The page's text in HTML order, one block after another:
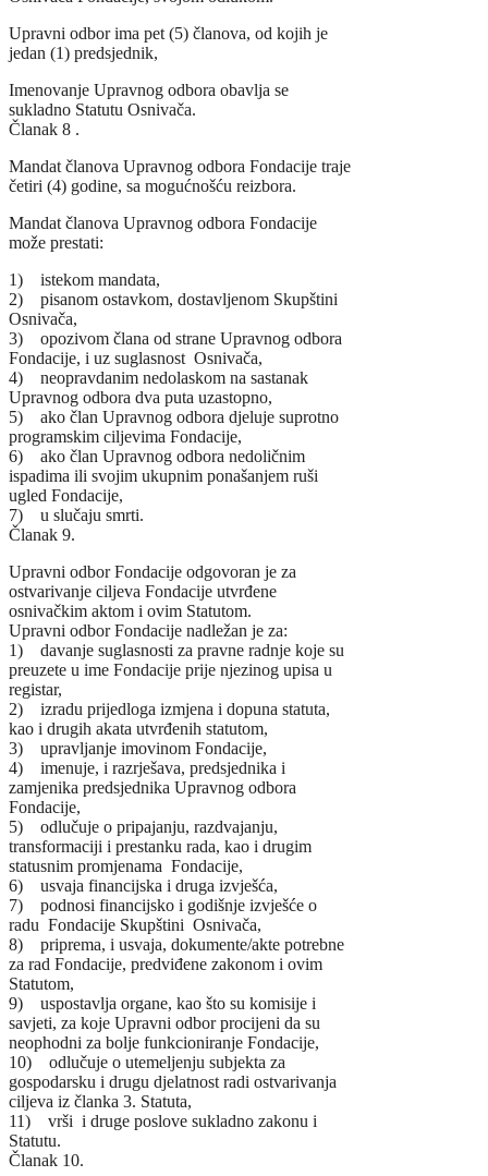
Upravni odbor ima pet (5) članova, od kojih je
jedan (1) predsjednik,
Imenovanje Upravnog odbora obavlja se
sukladno Statutu Osnivača.
Članak 8 .
Mandat članova Upravnog odbora Fondacije traje
četiri (4) godine, sa mogućnošću reizbora.
Mandat članova Upravnog odbora Fondacije
može prestati:
1) istekom mandata,
2) pisanom ostavkom, dostavljenom Skupštini
Osnivača,
3) opozivom člana od strane Upravnog odbora
Fondacije, i uz suglasnost Osnivača,
4) neopravdanim nedolaskom na sastanak
Upravnog odbora dva puta uzastopno,
5) ako član Upravnog odbora djeluje suprotno
programskim ciljevima Fondacije,
6) ako član Upravnog odbora nedoličnim
ispadima ili svojim ukupnim ponašanjem ruši
ugled Fondacije,
7) u slučaju smrti.
Članak 9.
Upravni odbor Fondacije odgovoran je za
ostvarivanje ciljeva Fondacije utvrđene
osnivačkim aktom i ovim Statutom.
Upravni odbor Fondacije nadležan je za:
1) davanje suglasnosti za pravne radnje koje su
preuzete u ime Fondacije prije njezinog upisa u
registar,
2) izradu prijedloga izmjena i dopuna statuta,
kao i drugih akata utvrđenih statutom,
3) upravljanje imovinom Fondacije,
4) imenuje, i razrješava, predsjednika i
zamjenika predsjednika Upravnog odbora
Fondacije,
5) odlučuje o pripajanju, razdvajanju,
transformaciji i prestanku rada, kao i drugim
statusnim promjenama Fondacije,
6) usvaja financijska i druga izvješća,
7) podnosi financijsko i godišnje izvješće o
radu Fondacije Skupštini Osnivača,
8) priprema, i usvaja, dokumente/akte potrebne
za rad Fondacije, predviđene zakonom i ovim
Statutom,
9) uspostavlja organe, kao što su komisije i
savjeti, za koje Upravni odbor procijeni da su
neophodni za bolje funkcioniranje Fondacije,
10) odlučuje o utemeljenju subjekta za
gospodarsku i drugu djelatnost radi ostvarivanja
ciljeva iz članka 3. Statuta,
11) vrši i druge poslove sukladno zakonu i
Statutu.
Članak 10.